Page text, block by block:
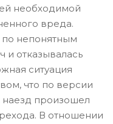
необходимой
вреда.
непонятным
и отказывалась
ситуация
что по версии
наезд произошел
В отношении